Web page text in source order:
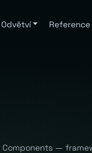
Odvětví Reference
Components —